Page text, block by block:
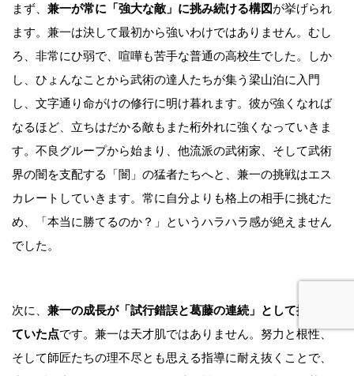
まず、 兼一が常に「強大な敵」に挑み続ける構図が挙げられ
ます。兼一は決して最初から強いわけではありません。むし
ろ、非常にひ弱で、喧嘩も苦手な普通の高校生でした。しか
し、ひょんなことから武術の達人たちが集う梁山泊に入門
し、文字通り命がけの修行に明け暮れます。彼が強くなれば
なるほど、立ちはだかる敵もまた桁外れに強くなっていきま
す。不良グループから始まり、他流派の武術家、そして武術
界の闇を支配する「闇」の猛者たちへと、兼一の挑戦はエス
カレートしていきます。常に自分よりも格上の相手に挑むた
め、「本当に勝てるのか？」というハラハラ感が絶えません
でした。
次に、 兼一の成長が「試行錯誤と葛藤の連続」として描かれ
ていた点です。兼一は天才肌ではありません。努力と根性、
そして師匠たちの理不尽とも思える指導に耐え抜くことで、